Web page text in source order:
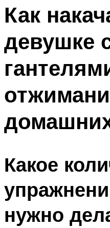
Как
девушке
Какое
нужно